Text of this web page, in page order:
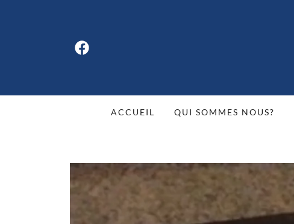
ACCUEIL QUI SOMMES NOUS?